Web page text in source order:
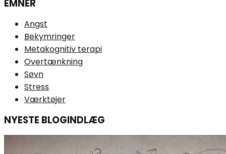
EMNER
Angst
Bekymringer
Metakognitiv terapi
Overtænkning
Søvn
Stress
Værktøjer
NYESTE BLOGINDLÆG